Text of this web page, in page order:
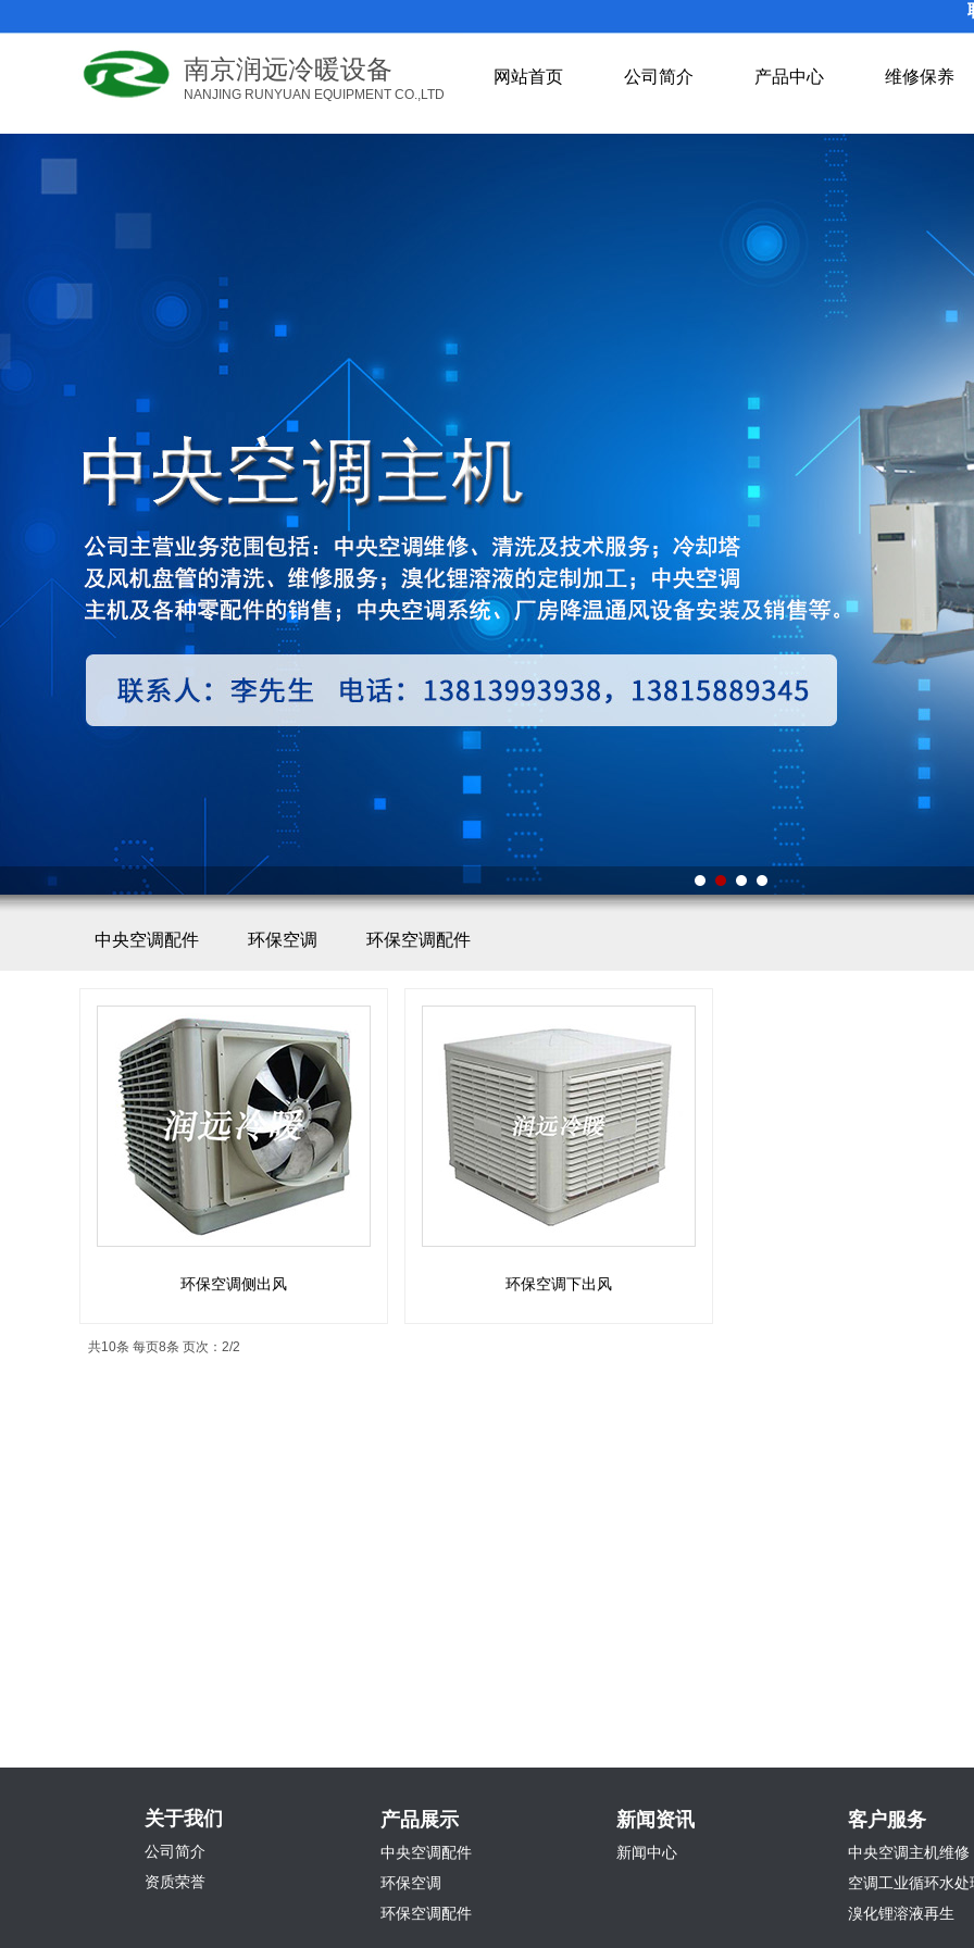
网站首页 公司简介 产品中心 维修保养
南京润远冷暖设备
NANJING RUNYUAN EQUIPMENT CO.,LTD
中央空调配件 环保空调 环保空调配件
环保空调侧出风 环保空调下出风
共10条 每页8条 页次：2/2
关于我们
公司简介
资质荣誉
产品展示
中央空调配件
环保空调
环保空调配件
新闻资讯
新闻中心
客户服务
中央空调主机维修
空调工业循环水处
溴化锂溶液再生